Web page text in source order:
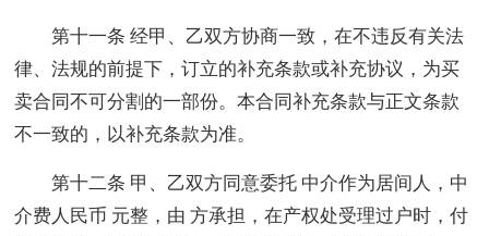
第十一条 经甲、乙双方协商一致，在不违反有关法
律、法规的前提下，订立的补充条款或补充协议，为买
卖合同不可分割的一部份。本合同补充条款与正文条款
不一致的，以补充条款为准。
第十二条 甲、乙双方同意委托 中介作为居间人，中
介费人民币 元整，由 方承担，在产权处受理过户时，付